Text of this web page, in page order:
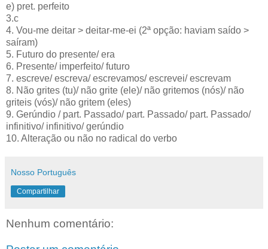
e) pret. perfeito
3.c
4. Vou-me deitar > deitar-me-ei (2ª opção: haviam saído >
saíram)
5. Futuro do presente/ era
6. Presente/ imperfeito/ futuro
7. escreve/ escreva/ escrevamos/ escrevei/ escrevam
8. Não grites (tu)/ não grite (ele)/ não gritemos (nós)/ não
griteis (vós)/ não gritem (eles)
9. Gerúndio / part. Passado/ part. Passado/ part. Passado/
infinitivo/ infinitivo/ gerúndio
10. Alteração ou não no radical do verbo
Nosso Português
Compartilhar
Nenhum comentário: